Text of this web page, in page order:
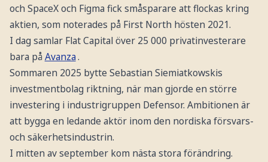
och SpaceX och Figma fick småsparare att flockas kring
aktien, som noterades på First North hösten 2021.
I dag samlar Flat Capital över 25 000 privatinvesterare
bara på Avanza.
Sommaren 2025 bytte Sebastian Siemiatkowskis
investmentbolag riktning, när man gjorde en större
investering i industrigruppen Defensor. Ambitionen är
att bygga en ledande aktör inom den nordiska försvars-
och säkerhetsindustrin.
I mitten av september kom nästa stora förändring.